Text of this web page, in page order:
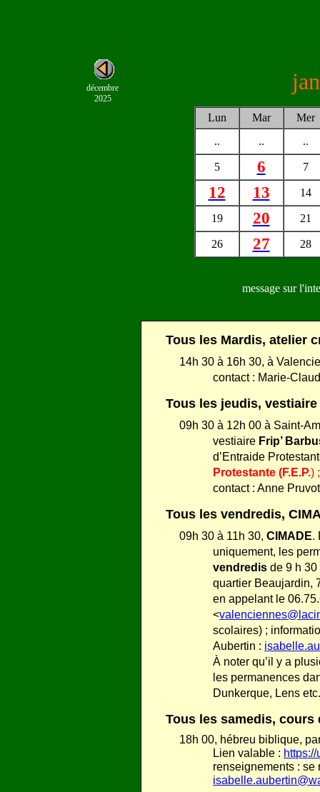
décembre
2025
Lun Mar
Mer
..
.. ..
5 6 7
12 13 14
19 20 21
26 27 28
message sur
Tous les Mardis, atelier
14h 30 à 16h 30, à
contact : Marie-
Tous les jeudis,vestiaire
09h 30 à 12h 00 à Saint-
vestiaire Frip’
d’Entraide
Protestante (F.E.P.)
contact : Anne Pruvot
Tous les vendredis,
09h 30 à 11h 30, CIMADE.
uniquement, les
vendredis de 9 h
quartier Beaujardin,
en appelant le
<
scolaires) ;
Aubertin :
À noter qu’il y a
les permanences
Dunkerque, Lens
Tous les samedis, cours
18h 00, hébreu biblique,
Lien valable :
renseignements : se